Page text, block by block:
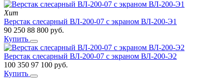
Хит
Верстак слесарный ВЛ-200-07 с экраном ВЛ-200-Э1
90 250 88 800 руб.
Купить
Верстак слесарный ВЛ-200-07 с экраном ВЛ-200-Э2
100 350 97 100 руб.
Купить